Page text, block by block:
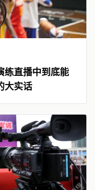
练直播中到底能
大实话